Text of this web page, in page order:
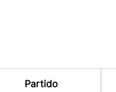
Partido